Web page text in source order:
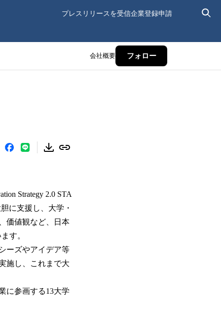
プレスリリースを受信企業登録申請
会社概要 フォロー
Strategy 2.0 STA
に支援し、大学・
価値観など、日本
す。
ーズやアイデア等
施し、これまで大
に参画する13大学